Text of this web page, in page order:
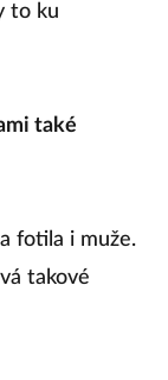
to ku
také
fotila i muže.
takové